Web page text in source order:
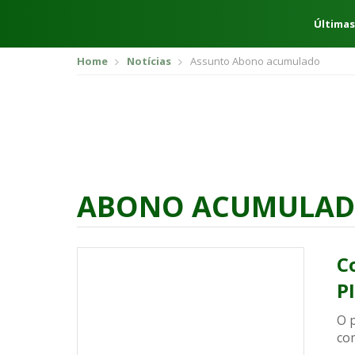
Home Notícias Assunto Abono acumulado
ABONO
O